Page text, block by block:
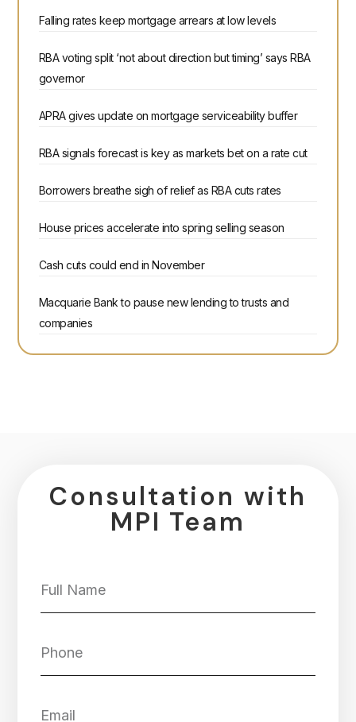
Falling rates keep mortgage arrears at low levels
RBA voting split ‘not about direction but timing’ says RBA
governor
APRA gives update on mortgage serviceability buffer
RBA signals forecast is key as markets bet on a rate cut
Borrowers breathe sigh of relief as RBA cuts rates
House prices accelerate into spring selling season
Cash cuts could end in November
Macquarie Bank to pause new lending to trusts and
companies
Consultation with
MPI Team